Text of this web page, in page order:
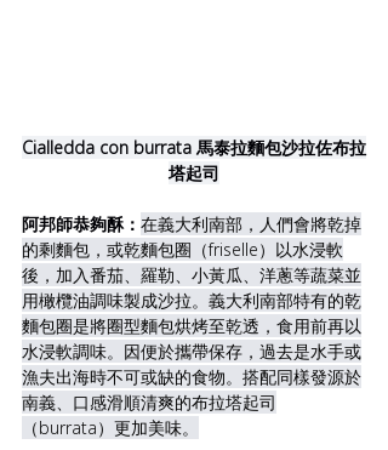
Cialledda con burrata 馬泰拉麵包沙拉佐布拉
塔起司
阿邦師恭夠酥： 在義大利南部，人們會將乾掉
的剩麵包，或乾麵包圈（friselle）以水浸軟
後，加入番茄、羅勒、小黃瓜、洋蔥等蔬菜並
用橄欖油調味製成沙拉。義大利南部特有的乾
麵包圈是將圈型麵包烘烤至乾透，食用前再以
水浸軟調味。因便於攜帶保存，過去是水手或
漁夫出海時不可或缺的食物。搭配同樣發源於
南義、口感滑順清爽的布拉塔起司
（burrata）更加美味。